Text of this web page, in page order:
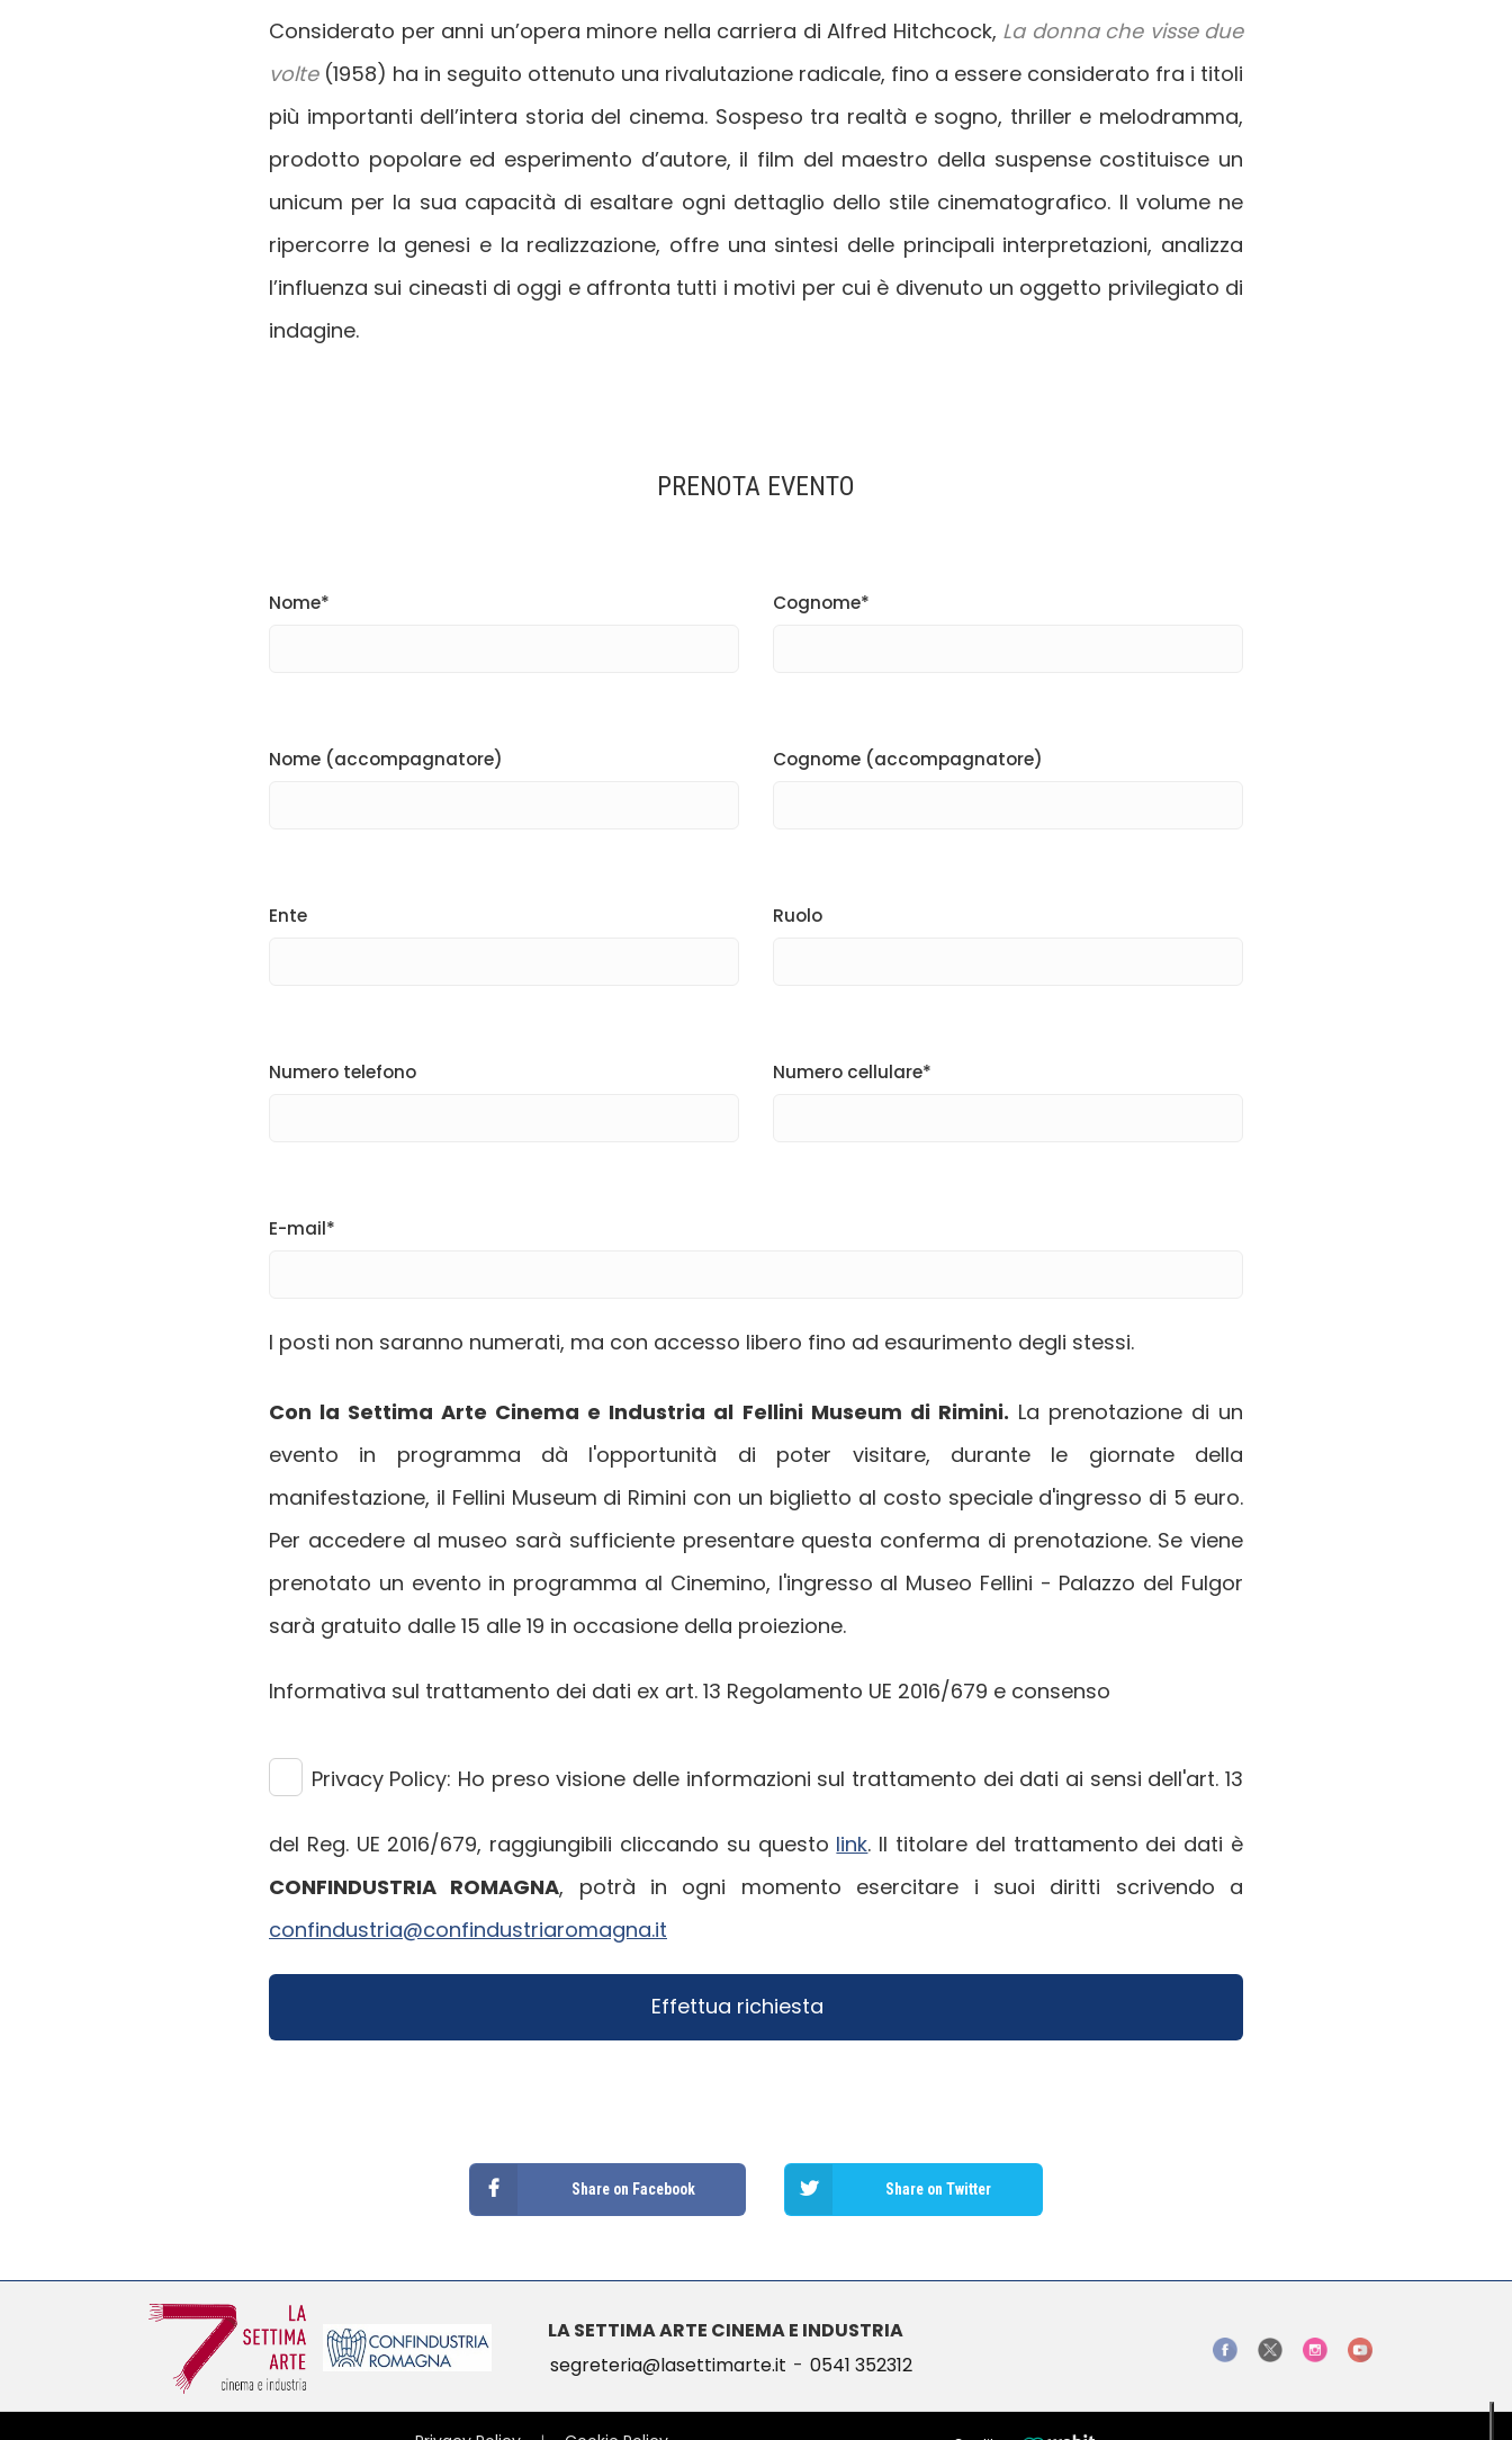
Considerato per anni un’opera minore nella carriera di Alfred Hitchcock, La donna che visse due
volte(1958) ha in seguito ottenuto una rivalutazione radicale, fino a essere considerato fra i titoli
più importanti dell’intera storia del cinema. Sospeso tra realtà e sogno, thriller e melodramma,
prodotto popolare ed esperimento d’autore, il film del maestro della suspense costituisce un
unicum per la sua capacità di esaltare ogni dettaglio dello stile cinematografico. Il volume ne
ripercorre la genesi e la realizzazione, offre una sintesi delle principali interpretazioni, analizza
l’influenza sui cineasti di oggi e affronta tutti i motivi per cui è divenuto un oggetto privilegiato di
indagine.
PRENOTA EVENTO
Nome* Cognome*
Nome (accompagnatore) Cognome (accompagnatore)
Ente Ruolo
Numero telefono Numero cellulare*
E-mail*
I posti non saranno numerati, ma con accesso libero fino ad esaurimento degli stessi.
Con la Settima Arte Cinema e Industria al Fellini Museum di Rimini. La prenotazione di un
evento in programma dà l'opportunità di poter visitare, durante le giornate della
manifestazione, il Fellini Museum di Rimini con un biglietto al costo speciale d'ingresso di 5 euro.
Per accedere al museo sarà sufficiente presentare questa conferma di prenotazione. Se viene
prenotato un evento in programma al Cinemino, l'ingresso al Museo Fellini - Palazzo del Fulgor
sarà gratuito dalle 15 alle 19 in occasione della proiezione.
Informativa sul trattamento dei dati ex art. 13 Regolamento UE 2016/679 e consenso
Privacy Policy: Ho preso visione delle informazioni sul trattamento dei dati ai sensi dell'art. 13
del Reg. UE 2016/679, raggiungibili cliccando su questo link. Il titolare del trattamento dei dati è
CONFINDUSTRIA ROMAGNA, potrà in ogni momento esercitare i suoi diritti scrivendo a
confindustria@confindustriaromagna.it
Share on Facebook Share on Twitter
LA SETTIMA ARTE CINEMA E INDUSTRIA
segreteria@lasettimarte.it - 0541 352312